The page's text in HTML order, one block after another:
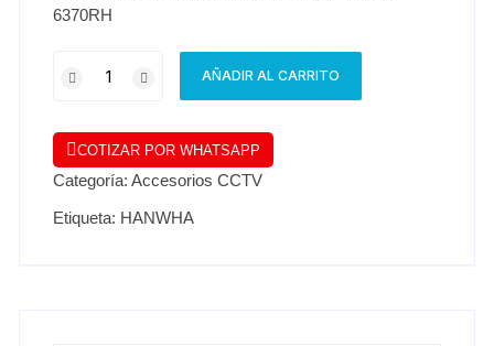
6370RH
AÑADIR AL CARRITO
COTIZAR POR WHATSAPP
Categoría:Accesorios CCTV
Etiqueta: HANWHA